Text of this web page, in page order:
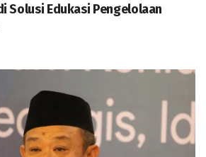
Solusi Edukasi Pengelolaan